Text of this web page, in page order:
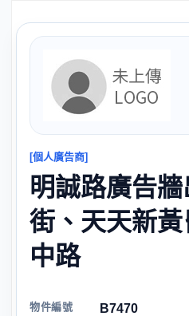
[個人廣告商]
明誠路廣告
街、天天新
中路
物件編號 B7470